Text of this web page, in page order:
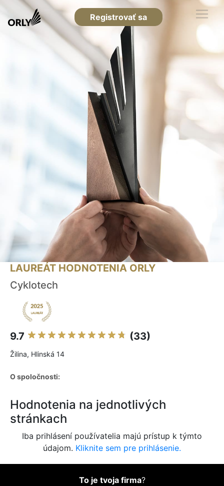
Registrovať sa
LAUREÁT HODNOTENIA ORLY
Cyklotech
9.7 (33)
Žilina, Hlinská 14
O spoločnosti:
Hodnotenia na jednotlivých
stránkach
Iba prihlásení používatelia majú prístup k týmto
údajom. Kliknite sem pre prihlásenie.
To je tvoja firma?